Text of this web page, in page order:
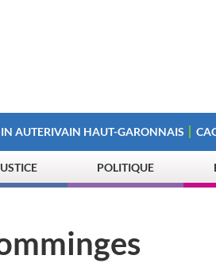
AUTERIVAIN HAUT-GARONNAIS
POLITIQUE